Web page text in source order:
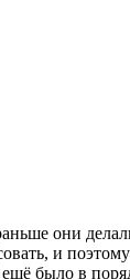
они
и
было в